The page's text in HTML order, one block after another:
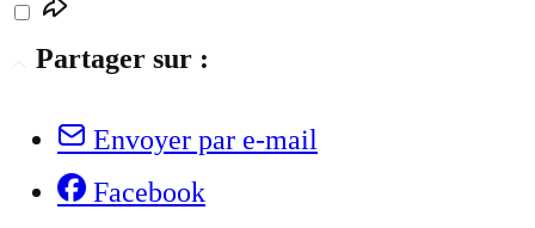
Partager sur :
Envoyer par e-mail
Facebook